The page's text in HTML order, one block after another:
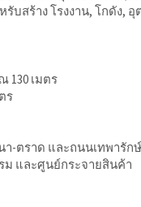
รับสร้าง โรงงาน, โกดัง,
130 เมตร
ร
า-ตราด และถนนเทพารักษ์
และศูนย์กระจายสินค้า